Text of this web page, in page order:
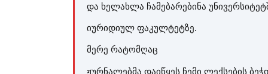
და ხელახლა ჩამებარებინა
იურიდიულ ფაკულტეტზე.
მერე რატომღაც
ჟურნალებმა დაიწყეს ჩემი ლექსების